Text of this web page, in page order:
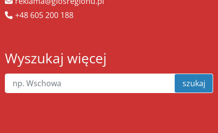
+48 605 200 188
Wyszukaj więcej
szukaj